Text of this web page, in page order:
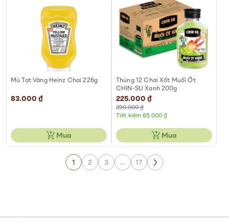
Mù Tạt Vàng Heinz Chai 226g
83.000 ₫
Mua
Thùng 12 Chai Xốt Muối Ớt
CHIN-SU Xanh 200g
Special
Price
225.000 ₫
290.000 ₫
Tiết kiệm 65.000 ₫
Mua
Page
1 2 3 ... Page
17 Page
Next